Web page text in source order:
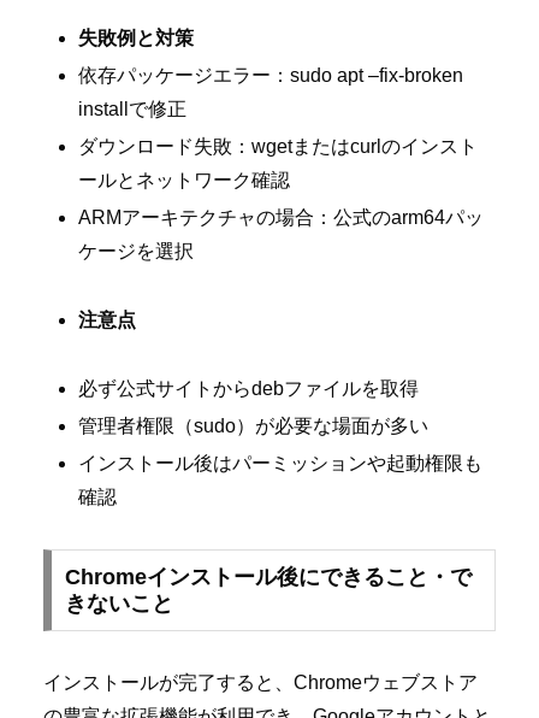
失敗例と対策
依存パッケージエラー：sudo apt –fix-broken
installで修正
ダウンロード失敗：wgetまたはcurlのインスト
ールとネットワーク確認
ARMアーキテクチャの場合：公式のarm64パッ
ケージを選択
注意点
必ず公式サイトからdebファイルを取得
管理者権限（sudo）が必要な場面が多い
インストール後はパーミッションや起動権限も
確認
Chromeインストール後にできること・で
きないこと
インストールが完了すると、Chromeウェブストア